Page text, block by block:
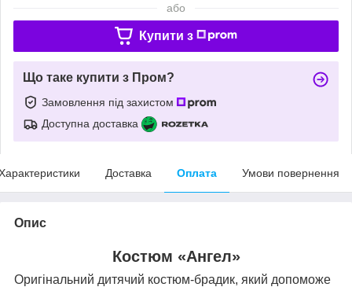
або
Купити з
Що таке купити з Пром?
Замовлення під захистом
Доступна доставка
Доставка Оплата Умови повернення
Опис
Костюм «Ангел»
Оригінальний дитячий костюм-брадик, який допоможе